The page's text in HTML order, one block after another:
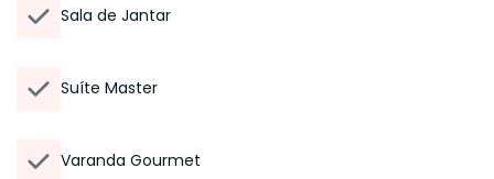
Sala de Jantar
Suíte Master
Varanda Gourmet